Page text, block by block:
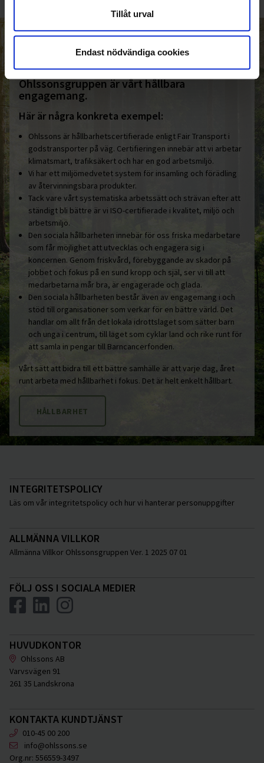
Tillåt urval
Endast nödvändiga cookies
HELT ENKELT HÅLLBART
Den gemensamma nämnaren i
Ohlssonsgruppen är vårt hållbara
engagemang.
Här är några konkreta exempel:
Ohlssons är hållbarhetscertifierade enligt Fair Transport i
godstransporter på väg. Certifieringen innebär att vi arbetar
klimatsmart, trafiksäkert och har en god arbetsmiljö.
Vi har ett miljömedvetet system för insamling och förädling
av återvinningsbara produkter.
Tack vare vårt systematiska arbetssätt och strävan efter att
ständigt bli bättre är vi ISO-certifierade i kvalitet, miljö och
arbetsmiljö.
Den sociala hållbarheten innebär för oss friska medarbetare
som får möjlighet att utvecklas och engagera sig i
koncernen. Genom friskvård, förebyggande av skador på
jobbet och fokus på en sund kropp och själ, ser vi till att
medarbetarna mår bra, är engagerade och glada.
Den sociala hållbarheten består även av engagemang i och
stöd till organisationer som verkar för en bättre värld. Det
handlar om allt från det lokala idrottslaget som sätter barn
och unga i centrum, till laget som cyklar land och rike runt för
att samla in pengar till Barncancerfonden.
Vårt sätt att bidra till ett bättre samhälle är att varje dag, året
runt arbeta med hållbarhet i fokus. Det är helt enkelt hållbart.
HÅLLBARHET
INTEGRITETSPOLICY
Läs om vår integritetspolicy och hur vi hanterar personuppgifter
ALLMÄNNA VILLKOR
Allmänna Villkor Ohlssonsgruppen Ver. 1 2025 07 01
FÖLJ OSS I SOCIALA MEDIER
HUVUDKONTOR
Ohlssons AB
Varvsvägen 91
261 35 Landskrona
KONTAKTA KUNDTJÄNST
010-45 00 200
info@ohlssons.se
Org.nr: 556559-3497